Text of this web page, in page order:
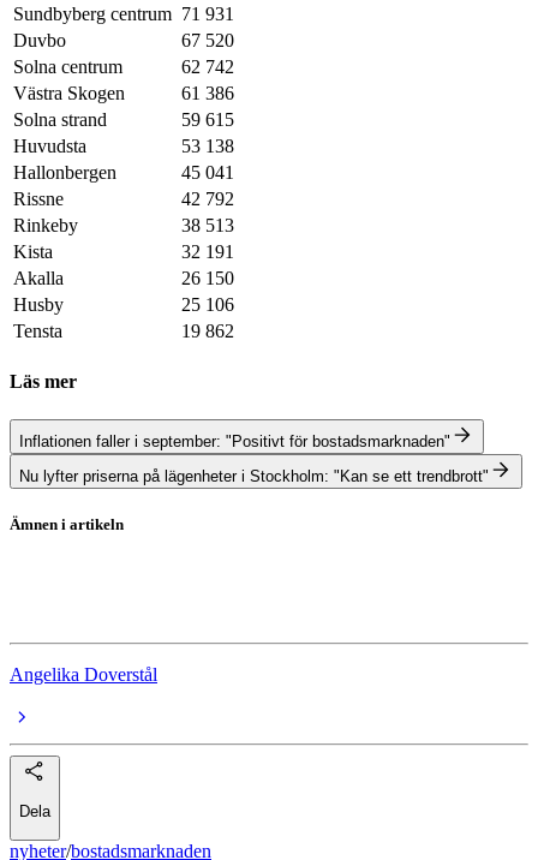
Sundbyberg centrum 71 931
Duvbo
67 520
Solna centrum
62 742
Västra Skogen
61 386
Solna strand
59 615
Huvudsta
53 138
Hallonbergen
45 041
Rissne
42 792
Rinkeby
38 513
Kista
32 191
Akalla
26 150
Husby
25 106
Tensta
19 862
Läs mer
Inflationen faller i september: "Positivt för bostadsmarknaden"
Nu lyfter priserna på lägenheter i Stockholm: "Kan se ett trendbrott"
Ämnen i artikeln
Angelika Doverstål
Dela
nyheter/bostadsmarknaden